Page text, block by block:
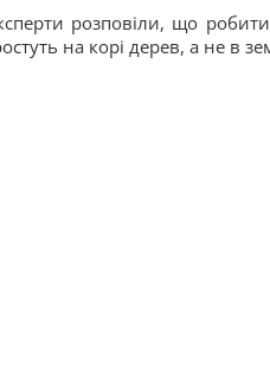
розповіли, що
на корі дерев, а не в